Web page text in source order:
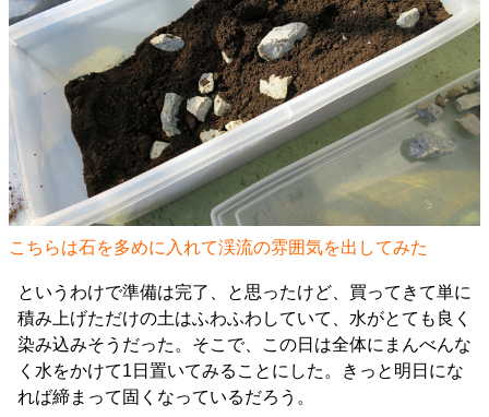
こちらは石を多めに入れて渓流の雰囲気を出してみた
というわけで準備は完了、と思ったけど、買ってきて単に
積み上げただけの土はふわふわしていて、水がとても良く
染み込みそうだった。そこで、この日は全体にまんべんな
く水をかけて1日置いてみることにした。きっと明日にな
れば締まって固くなっているだろう。